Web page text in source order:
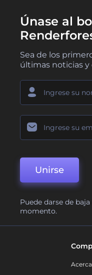
Únase al
Sea de los
últimas noticias y
Unirse
Puede darse de
momento.